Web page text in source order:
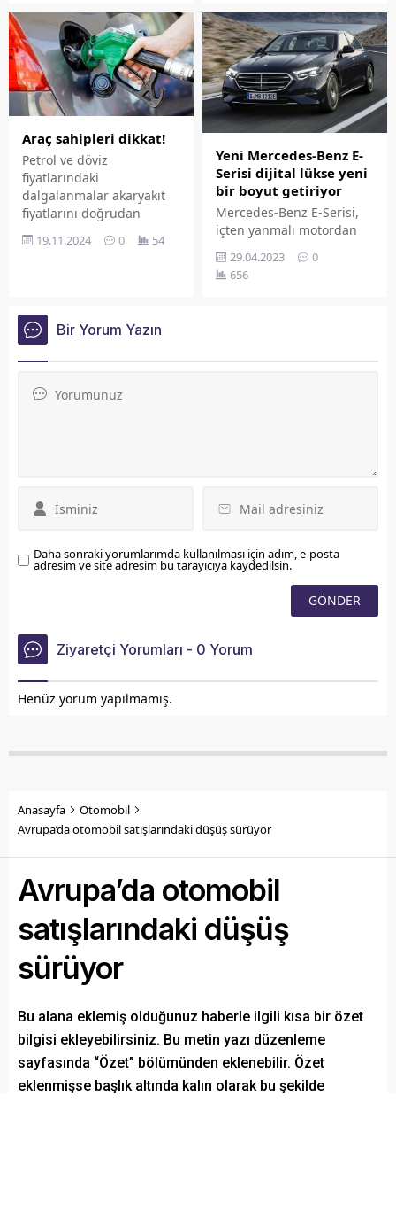
duyurdu.
bölümünden eklenebilir.
Özet eklenmişse başlık
altında kalın olarak bu
şekilde gösterilir,
eklenmemişse bu alan boş
kalır.
Araç sahipleri dikkat!
Petrol ve döviz
fiyatlarındaki
dalgalanmalar akaryakıt
fiyatlarını doğrudan
etkilemeye devam ediyor.
Günler öncesinden
kadar? 19 Kasım tarihinde
güncel akaryakıt fiyatları
19.11.2024 0 54
Yeni Mercedes-Benz E-
Serisi dijital lükse yeni
bir boyut getiriyor
Mercedes-Benz E-Serisi,
içten yanmalı motordan
elektrikli güç-aktarma
sistemlerine geçişe işaret
ediyor. Ayrıca yeni
29.04.2023
0
656
Bir Yorum Yazın
Daha sonraki yorumlarımda kullanılması için adım, e-posta
adresim ve site adresim bu tarayıcıya kaydedilsin.
Ziyaretçi Yorumları - 0 Yorum
Henüz yorum yapılmamış.
Anasayfa
Otomobil
Avrupa’da otomobil satışlarındaki düşüş sürüyor
Avrupa’da otomobil
satışlarındaki düşüş
sürüyor
Bu alana eklemiş olduğunuz haberle ilgili kısa bir özet
bilgisi ekleyebilirsiniz. Bu metin yazı düzenleme
sayfasında “Özet” bölümünden eklenebilir. Özet
eklenmişse başlık altında kalın olarak bu şekilde